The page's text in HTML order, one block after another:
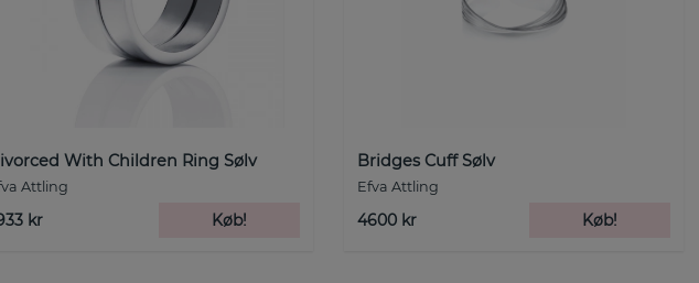
With Children Ring Sølv
Attling
kr Køb!
Bridges Cuff Sølv
Efva Attling
4600 kr Køb!